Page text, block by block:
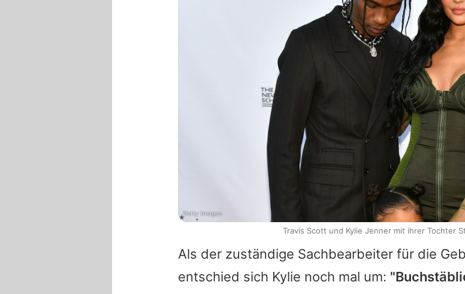
Als der zuständige Sachbearbeiter für die
entschied sich Kylie noch mal um:
Getty Images
Travis Scott und Kylie Jenner mit ihrer Tochter